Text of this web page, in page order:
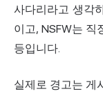
사다리라고 생각
이고, NSFW는 직
등입니다.
실제로 경고는 게